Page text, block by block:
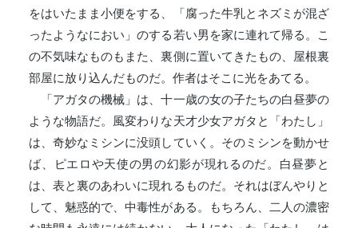
をはいたまま小便をする、「腐った牛乳とネズミが混ざ
ったようなにおい」のする若い男を家に連れて帰る。こ
の不気味なものもまた、裏側に置いてきたもの、屋根裏
部屋に放り込んだものだ。作者はそこに光をあてる。
「アガタの機械」は、十一歳の女の子たちの白昼夢の
ような物語だ。風変わりな天才少女アガタと「わたし」
は、奇妙なミシンに没頭していく。そのミシンを動かせ
ば、ピエロや天使の男の幻影が現れるのだ。白昼夢と
は、表と裏のあわいに現れるものだ。それはぼんやりと
して、魅惑的で、中毒性がある。もちろん、二人の濃密